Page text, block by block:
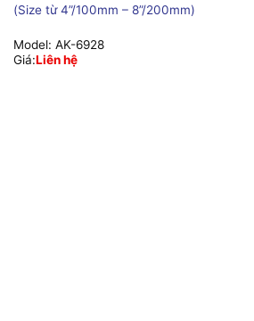
(Size từ 4”/100mm – 8”/200mm)
Model: AK-6928
Giá:Liên hệ